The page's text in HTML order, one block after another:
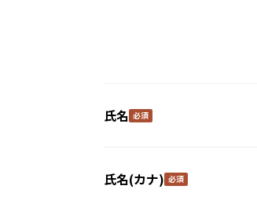
氏名
氏名(カナ)